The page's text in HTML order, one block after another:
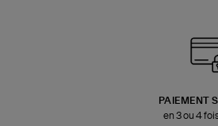
PAIEMENT
en 3 ou 4